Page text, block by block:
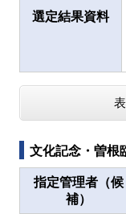
選定結果資料
文化記念・曽根
指定管理者（候
補）